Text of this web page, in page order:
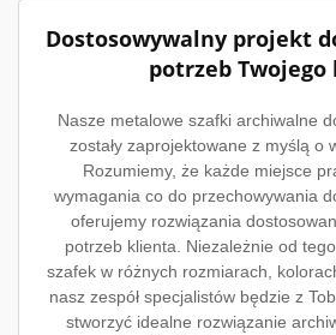
Dostosowywalny projekt
potrzeb Twojego
Nasze metalowe szafki archiwalne
zostały zaprojektowane z myślą o
Rozumiemy, że każde miejsce
wymagania co do przechowywania
oferujemy rozwiązania
potrzeb klienta. Niezależnie od
szafek w różnych rozmiarach,
nasz zespół specjalistów będzie z
stworzyć idealne rozwiązanie